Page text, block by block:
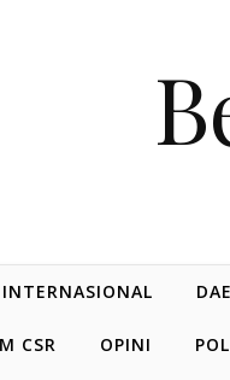
INTERNASIONAL
CSR OPINI